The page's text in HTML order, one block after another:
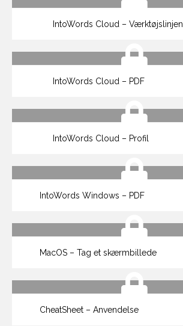
IntoWords Cloud – Værktøjslinjen
IntoWords Cloud – PDF
IntoWords Cloud – Profil
IntoWords Windows – PDF
MacOS – Tag et skærmbillede
CheatSheet – Anvendelse